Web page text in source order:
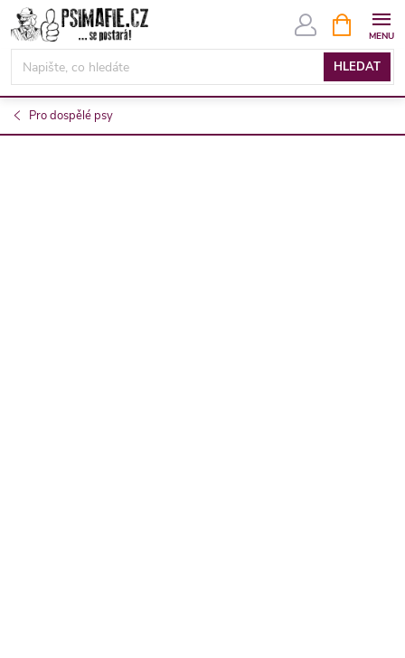
Přejít
na
obsah
HLEDAT
NÁKUPNÍ
KOŠÍK
Pro dospělé psy